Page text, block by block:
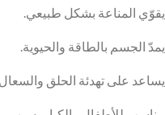
يقوّي المناعة بشكل طبيعي.
يمدّ الجسم بالطاقة والحيوية.
يساعد على تهدئة الحلق